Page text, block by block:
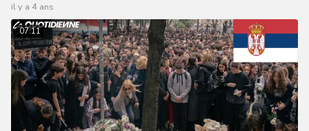
il y a 4 ans
07:11